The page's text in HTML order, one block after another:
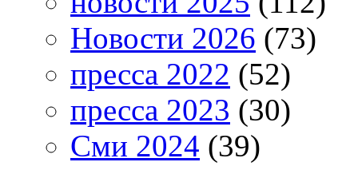
Новости 2026 (73)
пресса 2022 (52)
пресса 2023 (30)
Сми 2024 (39)